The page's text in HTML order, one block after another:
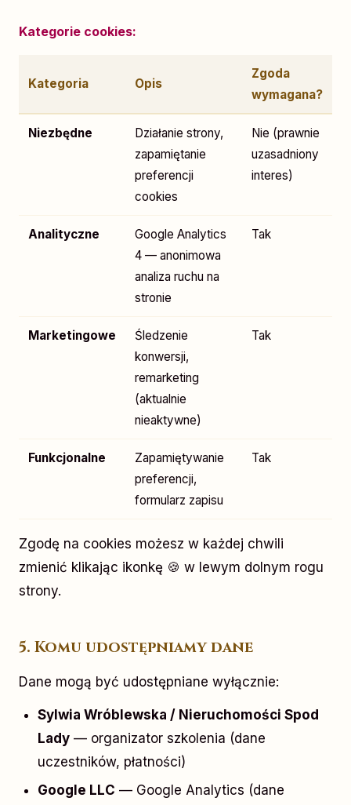
Kategorie cookies:
Kategoria Opis
Zgoda
wymagana?
Niezbędne
Działanie strony,
zapamiętanie
preferencji
cookies
Nie (prawnie
uzasadniony
interes)
Analityczne
Google Analytics
4 — anonimowa
analiza ruchu na
stronie
Tak
Marketingowe
Śledzenie
konwersji,
remarketing
(aktualnie
nieaktywne)
Tak
Funkcjonalne
Zapamiętywanie
preferencji,
formularz zapisu
Tak
Zgodę na cookies możesz w każdej chwili
zmienić klikając ikonkę 🍪 w lewym dolnym rogu
strony.
5. Komu udostępniamy dane
Dane mogą być udostępniane wyłącznie:
Sylwia Wróblewska / Nieruchomości Spod
Lady — organizator szkolenia (dane
uczestników, płatności)
Google LLC — Google Analytics (dane